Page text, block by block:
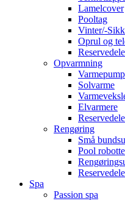
Lamelcover
Pooltag
Vinter/-
Oprul og
Opvarmning
Solvarme
Elvarmere
Rengøring
Små
Pool
Spa
Passion spa